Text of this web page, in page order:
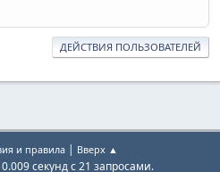
ДЕЙСТВИЯ ПОЛЬЗОВАТЕЛЕЙ
и правила Вверх ▲
секунд с 21 запросами.